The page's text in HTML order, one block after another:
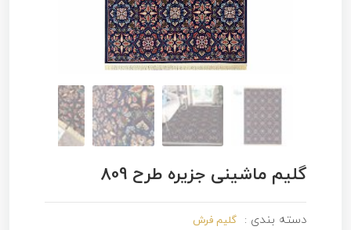
گلیم ماشینی جزیره طرح 809
دسته بندی : گلیم فرش